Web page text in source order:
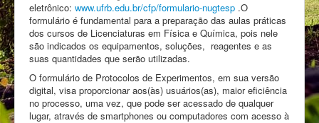
eletrônico: www.ufrb.edu.br/cfp/formulario-nugtesp .O
formulário é fundamental para a preparação das aulas práticas
dos cursos de Licenciaturas em Física e Química, pois nele
são indicados os equipamentos, soluções, reagentes e as
suas quantidades que serão utilizadas.
O formulário de Protocolos de Experimentos, em sua versão
digital, visa proporcionar aos(às) usuários(as), maior eficiência
no processo, uma vez, que pode ser acessado de qualquer
lugar, através de smartphones ou computadores com acesso à